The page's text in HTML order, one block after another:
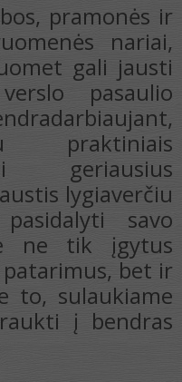
pramonės ir
nariai,
gali jausti
pasaulio
praktiniais
geriausius
lygiaverčiu
savo
ne tik įgytus
bet ir
to, sulaukiame
į bendras